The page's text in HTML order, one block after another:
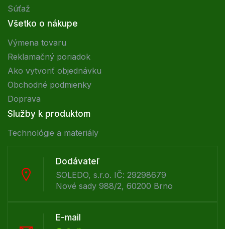
Súťaž
Všetko o nákupe
Výmena tovaru
Reklamačný poriadok
Ako vytvoriť objednávku
Obchodné podmienky
Doprava
Služby k produktom
Technológie a materiály
Dodávateľ
SOLEDO, s.r.o. IČ: 29298679
Nové sady 988/2, 60200 Brno
E-mail